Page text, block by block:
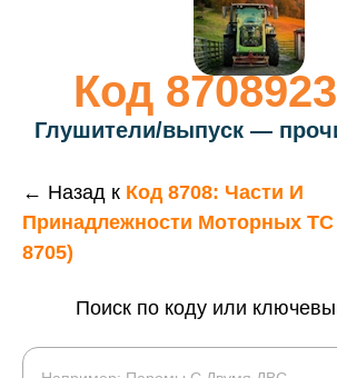
Код
Глушители/выпуск —
← Назад к Код 8708: Части И
Принадлежности Моторных ТС
8705)
Поиск по коду или